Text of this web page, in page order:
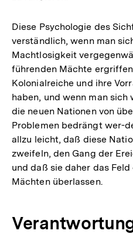
Diese Psychologie des
verständlich, wenn man
Machtlosigkeit
führenden Mächte
Kolonialreiche und ihre
haben, und wenn man
die neuen Nationen von
Problemen bedrängt wer-
allzu leicht, daß diese
zweifeln, den Gang der
und daß sie daher das
Mächten überlassen.